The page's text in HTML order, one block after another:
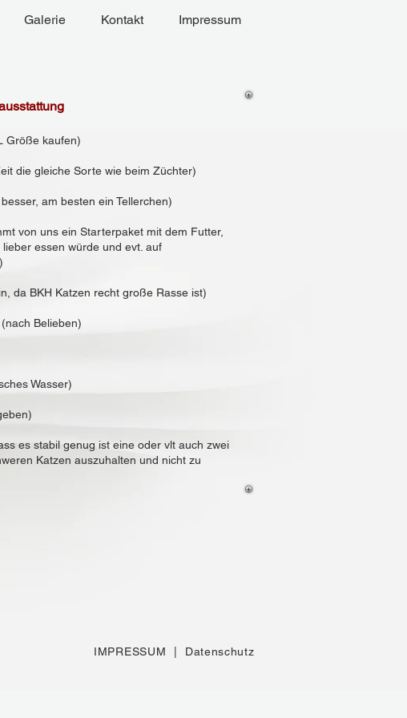
Galerie Kontakt Impressum
kaufen)
gleiche Sorte wie beim Züchter)
am besten ein Tellerchen)
uns ein Starterpaket mit dem Futter,
lieber essen würde und evt. auf
BKH Katzen recht große Rasse ist)
Belieben)
Wasser)
stabil genug ist eine oder vlt auch zwei
Katzen auszuhalten und nicht zu
IMPRESSUM Datenschutz